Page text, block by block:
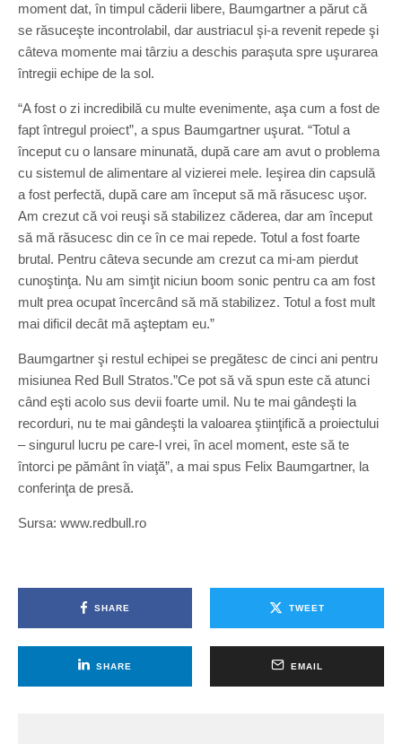
moment dat, în timpul căderii libere, Baumgartner a părut că
se răsuceşte incontrolabil, dar austriacul şi-a revenit repede şi
câteva momente mai târziu a deschis paraşuta spre uşurarea
întregii echipe de la sol.
“A fost o zi incredibilă cu multe evenimente, aşa cum a fost de
fapt întregul proiect”, a spus Baumgartner uşurat. “Totul a
început cu o lansare minunată, după care am avut o problema
cu sistemul de alimentare al vizierei mele. Ieşirea din capsulă
a fost perfectă, după care am început să mă răsucesc uşor.
Am crezut că voi reuşi să stabilizez căderea, dar am început
să mă răsucesc din ce în ce mai repede. Totul a fost foarte
brutal. Pentru câteva secunde am crezut ca mi-am pierdut
cunoştinţa. Nu am simţit niciun boom sonic pentru ca am fost
mult prea ocupat încercând să mă stabilizez. Totul a fost mult
mai dificil decât mă aşteptam eu.”
Baumgartner şi restul echipei se pregătesc de cinci ani pentru
misiunea Red Bull Stratos.”Ce pot să vă spun este că atunci
când eşti acolo sus devii foarte umil. Nu te mai gândeşti la
recorduri, nu te mai gândeşti la valoarea ştiinţifică a proiectului
– singurul lucru pe care-l vrei, în acel moment, este să te
întorci pe pământ în viaţă”, a mai spus Felix Baumgartner, la
conferinţa de presă.
Sursa: www.redbull.ro
SHARE TWEET
SHARE EMAIL